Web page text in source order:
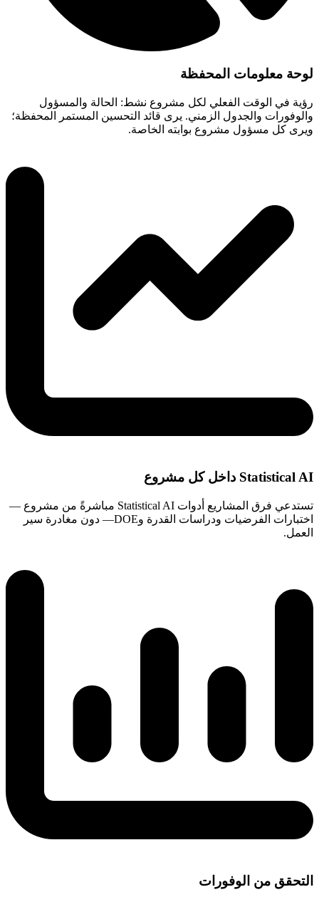
لوحة معلومات المحفظة
رؤية في الوقت الفعلي لكل مشروع نشط: الحالة والمسؤول
والوفورات والجدول الزمني. يرى قائد التحسين المستمر المحفظة؛
ويرى كل مسؤول مشروع بوابته الخاصة.
Statistical AI داخل كل مشروع
تستدعي فرق المشاريع أدوات Statistical AI مباشرةً من مشروع —
اختبارات الفرضيات ودراسات القدرة وDOE— دون مغادرة سير
العمل.
التحقق من الوفورات